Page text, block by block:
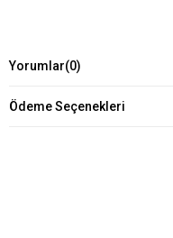
Yorumlar(0)
Ödeme Seçenekleri